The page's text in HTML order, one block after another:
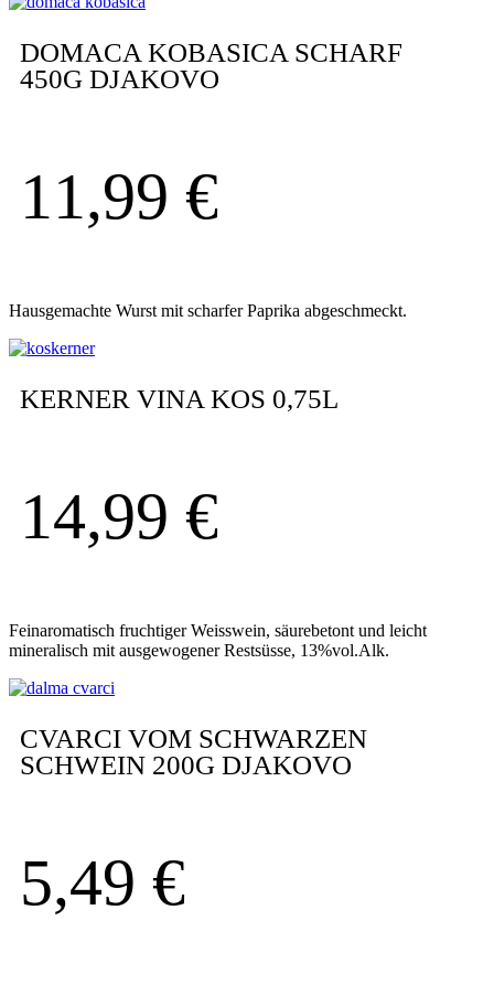
DOMACA KOBASICA SCHARF
450G DJAKOVO
11,99 €
Hausgemachte Wurst mit scharfer Paprika abgeschmeckt.
KERNER VINA KOS 0,75L
14,99 €
Feinaromatisch fruchtiger Weisswein, säurebetont und leicht
mineralisch mit ausgewogener Restsüsse, 13%vol.Alk.
CVARCI VOM SCHWARZEN
SCHWEIN 200G DJAKOVO
5,49 €